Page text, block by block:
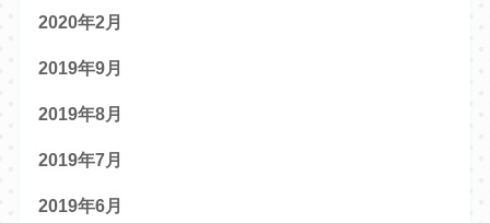
2020年2月
2019年9月
2019年8月
2019年7月
2019年6月